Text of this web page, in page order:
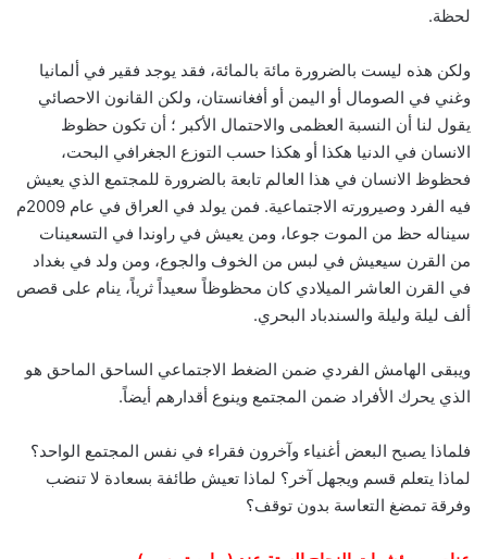
لحظة.
ولكن هذه ليست بالضرورة مائة بالمائة، فقد يوجد فقير في ألمانيا
وغني في الصومال أو اليمن أو أفغانستان، ولكن القانون الاحصائي
يقول لنا أن النسبة العظمى والاحتمال الأكبر ؛ أن تكون حظوظ
الانسان في الدنيا هكذا أو هكذا حسب التوزع الجغرافي البحت،
فحظوظ الانسان في هذا العالم تابعة بالضرورة للمجتمع الذي يعيش
فيه الفرد وصيرورته الاجتماعية. فمن يولد في العراق في عام 2009م
سيناله حظ من الموت جوعا، ومن يعيش في راوندا في التسعينات
من القرن سيعيش في لبس من الخوف والجوع، ومن ولد في بغداد
في القرن العاشر الميلادي كان محظوظاً سعيداً ثرياً، ينام على قصص
ألف ليلة وليلة والسندباد البحري.
ويبقى الهامش الفردي ضمن الضغط الاجتماعي الساحق الماحق هو
الذي يحرك الأفراد ضمن المجتمع وينوع أقدارهم أيضاً.
فلماذا يصبح البعض أغنياء وآخرون فقراء في نفس المجتمع الواحد؟
لماذا يتعلم قسم ويجهل آخر؟ لماذا تعيش طائفة بسعادة لا تنضب
وفرقة تمضغ التعاسة بدون توقف؟